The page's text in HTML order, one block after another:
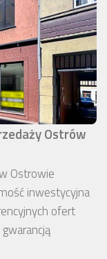
Ostrów
Ostrowie
inwestycyjna
ofert